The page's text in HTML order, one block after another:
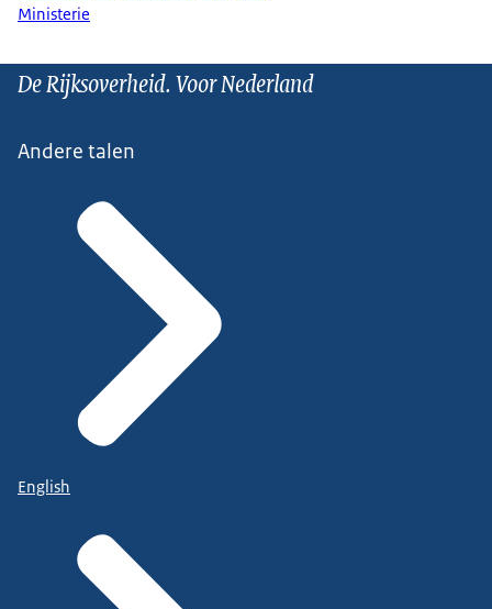
Ministerie
De Rijksoverheid. Voor Nederland
Andere talen
English